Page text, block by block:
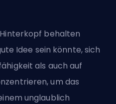
behalten
Idee sein könnte, sich
als auch auf
um das
unglaublich